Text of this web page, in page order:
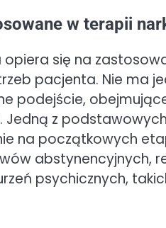
w terapii
się na
pacjenta. Nie ma
podejście,
Jedną z
na początkowych
abstynencyjnych,
psychicznych,